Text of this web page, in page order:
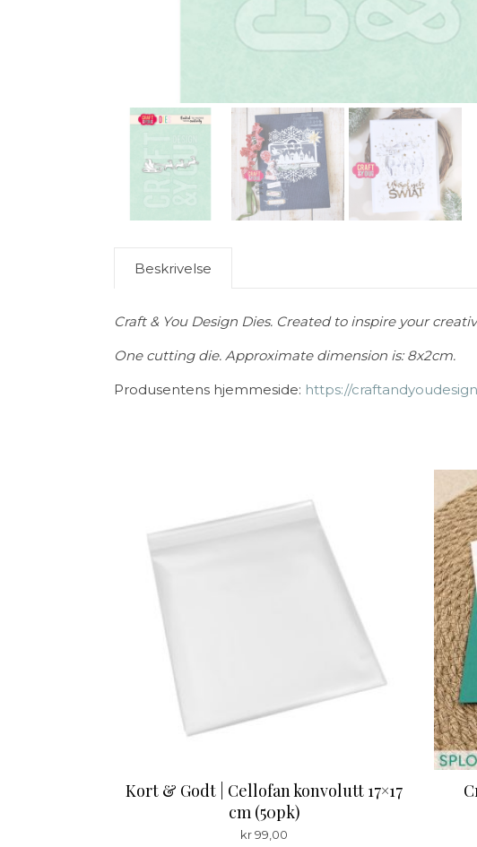
Beskrivelse
Craft & You Design Dies. Created to inspire your
One cutting die. Approximate dimension is: 8x2cm.
Produsentens hjemmeside: https://
Kort & Godt | Cellofan konvolutt 17×17
cm (50pk)
kr99,00